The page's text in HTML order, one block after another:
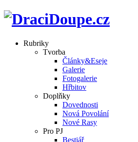
Rubriky
Tvorba
Články&Eseje
Galerie
Fotogalerie
Hřbitov
Doplňky
Dovednosti
Nová Povolání
Nové Rasy
Pro PJ
Bestiář